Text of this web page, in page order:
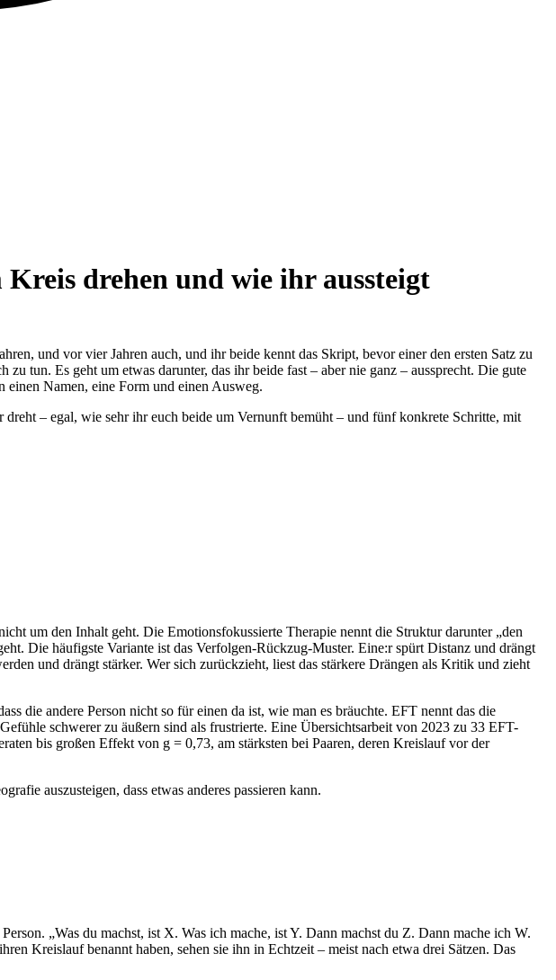
drehen und wie ihr aussteigt
und vor vier Jahren auch, und ihr beide kennt das Skript, bevor einer den ersten Satz zu
tun. Es geht um etwas darunter, das ihr beide fast – aber nie ganz – aussprecht. Die gute
einen Namen, eine Form und einen Ausweg.
– egal, wie sehr ihr euch beide um Vernunft bemüht – und fünf konkrete Schritte, mit
um den Inhalt geht. Die Emotionsfokussierte Therapie nennt die Struktur darunter „den
Die häufigste Variante ist das Verfolgen-Rückzug-Muster. Eine:r spürt Distanz und drängt
und drängt stärker. Wer sich zurückzieht, liest das stärkere Drängen als Kritik und zieht
die andere Person nicht so für einen da ist, wie man es bräuchte. EFT nennt das die
schwerer zu äußern sind als frustrierte. Eine Übersichtsarbeit von 2023 zu 33 EFT-
bis großen Effekt von g = 0,73, am stärksten bei Paaren, deren Kreislauf vor der
auszusteigen, dass etwas anderes passieren kann.
„Was du machst, ist X. Was ich mache, ist Y. Dann machst du Z. Dann mache ich W.
Kreislauf benannt haben, sehen sie ihn in Echtzeit – meist nach etwa drei Sätzen. Das